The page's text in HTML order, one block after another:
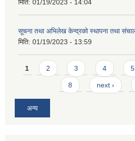
मिति: 01/19/2023 - 14:04
सूचना तथा अभिलेख केन्द्रको स्थापना तथा
मिति: 01/19/2023 - 13:59
Pages
1 2 3 4 5
8 next ›
अन्य